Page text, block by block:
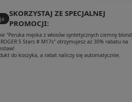
SKORZYSTAJ ZE SPECJALNEJ
PROMOCJI:
"Peruka męska z włosów syntetycznych ciemny
5 Stars # M17s" otrzymujesz aż 30% rabatu na
do koszyka, a rabat naliczy się automatycznie.